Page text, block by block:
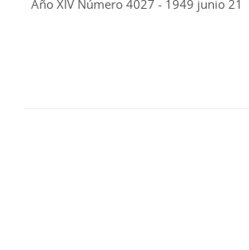
Año XIV Número 4027 - 1949 junio 21